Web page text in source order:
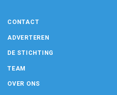
CONTACT
ADVERTEREN
DE STICHTING
TEAM
OVER ONS